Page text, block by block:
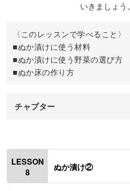
さらに数日漬ける
食べ方について
いきましょう。
〈このレッスンで学べること〉
■ぬか漬けに使う材料
■ぬか漬けに使う野菜の選び方
■ぬか床の作り方
チャプター
はじめに
使用材料・道具
LESSON
8
ぬか漬け②